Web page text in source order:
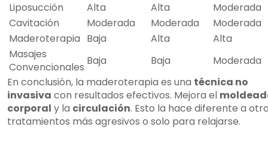
Liposucción Alta Alta
Moderada
Cavitación
Moderada Moderada
Moderada
Maderoterapia Baja Alta
Alta
Masajes
Convencionales Baja Baja
Moderada
En conclusión, la maderoterapia es una técnica no
invasiva con resultados efectivos. Mejora el
corporal y la circulación. Esto la hace diferente a
tratamientos más agresivos o solo para relajarse.